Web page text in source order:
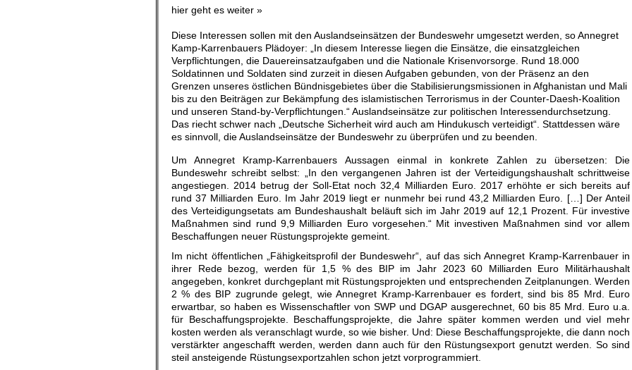
hier geht es weiter »
Diese Interessen sollen mit den Auslandseinsätzen der Bundeswehr umgesetzt werden, so Annegret
Kamp-Karrenbauers Plädoyer: „In diesem Interesse liegen die Einsätze, die einsatzgleichen
Verpflichtungen, die Dauereinsatzaufgaben und die Nationale Krisenvorsorge. Rund 18.000
Soldatinnen und Soldaten sind zurzeit in diesen Aufgaben gebunden, von der Präsenz an den
Grenzen unseres östlichen Bündnisgebietes über die Stabilisierungsmissionen in Afghanistan und Mali
bis zu den Beiträgen zur Bekämpfung des islamistischen Terrorismus in der Counter-Daesh-Koalition
und unseren Stand-by-Verpflichtungen.“ Auslandseinsätze zur politischen Interessendurchsetzung.
Das riecht schwer nach „Deutsche Sicherheit wird auch am Hindukusch verteidigt“. Stattdessen wäre
es sinnvoll, die Auslandseinsätze der Bundeswehr zu überprüfen und zu beenden.
Um Annegret Kramp-Karrenbauers Aussagen einmal in konkrete Zahlen zu übersetzen: Die
Bundeswehr schreibt selbst: „In den vergangenen Jahren ist der Verteidigungshaushalt schrittweise
angestiegen. 2014 betrug der Soll-Etat noch 32,4 Milliarden Euro. 2017 erhöhte er sich bereits auf
rund 37 Milliarden Euro. Im Jahr 2019 liegt er nunmehr bei rund 43,2 Milliarden Euro. […] Der Anteil
des Verteidigungsetats am Bundeshaushalt beläuft sich im Jahr 2019 auf 12,1 Prozent. Für investive
Maßnahmen sind rund 9,9 Milliarden Euro vorgesehen.“ Mit investiven Maßnahmen sind vor allem
Beschaffungen neuer Rüstungsprojekte gemeint.
Im nicht öffentlichen „Fähigkeitsprofil der Bundeswehr“, auf das sich Annegret Kramp-Karrenbauer in
ihrer Rede bezog, werden für 1,5 % des BIP im Jahr 2023 60 Milliarden Euro Militärhaushalt
angegeben, konkret durchgeplant mit Rüstungsprojekten und entsprechenden Zeitplanungen. Werden
2 % des BIP zugrunde gelegt, wie Annegret Kramp-Karrenbauer es fordert, sind bis 85 Mrd. Euro
erwartbar, so haben es Wissenschaftler von SWP und DGAP ausgerechnet, 60 bis 85 Mrd. Euro u.a.
für Beschaffungsprojekte. Beschaffungsprojekte, die Jahre später kommen werden und viel mehr
kosten werden als veranschlagt wurde, so wie bisher. Und: Diese Beschaffungsprojekte, die dann noch
verstärkter angeschafft werden, werden dann auch für den Rüstungsexport genutzt werden. So sind
steil ansteigende Rüstungsexportzahlen schon jetzt vorprogrammiert.